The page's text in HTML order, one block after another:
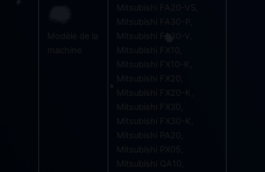
Modèle de la
machine
Mitsubishi FA20-VS,
Mitsubishi FA30-P,
Mitsubishi FA30-V,
Mitsubishi FX10,
Mitsubishi FX10-K,
Mitsubishi FX20,
Mitsubishi FX20-K,
Mitsubishi FX30,
Mitsubishi FX30-K,
Mitsubishi PA20,
Mitsubishi PX05,
Mitsubishi QA10,